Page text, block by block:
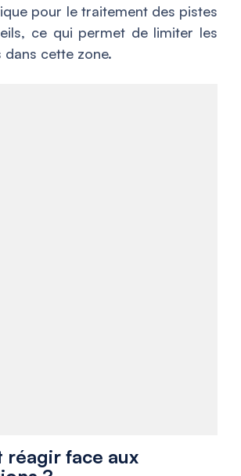
pour le traitement des pistes
ce qui permet de limiter les
cette zone.
réagir face aux